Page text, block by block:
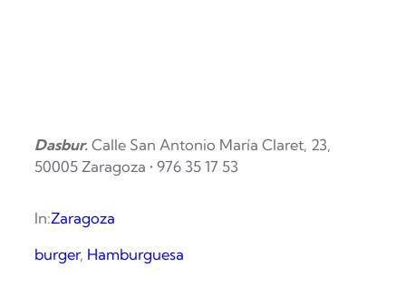
Dasbur. Calle San Antonio María Claret, 23,
50005 Zaragoza • 976 35 17 53
In:Zaragoza
burger, Hamburguesa